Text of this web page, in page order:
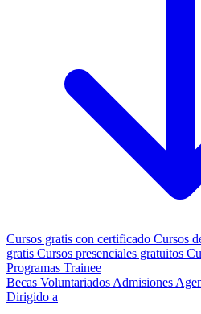
Cursos gratis con certificado Cursos
gratis Cursos presenciales gratuitos
Programas Trainee
Becas Voluntariados Admisiones
Dirigido a